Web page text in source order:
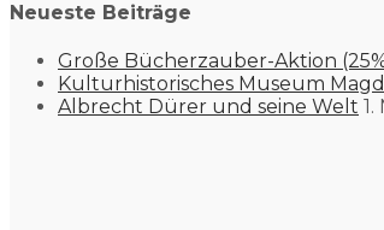
Neueste Beiträge
Große Bücherzauber-Aktion
Kulturhistorisches Museum
Albrecht Dürer und seine Welt